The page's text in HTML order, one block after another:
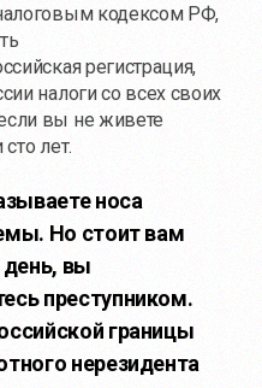
кодексом РФ,
регистрация,
налоги со всех своих
вы не живете
лет.
носа
Но стоит вам
день, вы
преступником.
границы
нерезидента